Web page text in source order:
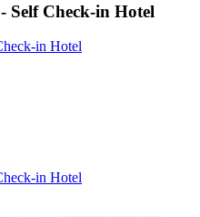
Check-in Hotel
in Hotel
in Hotel